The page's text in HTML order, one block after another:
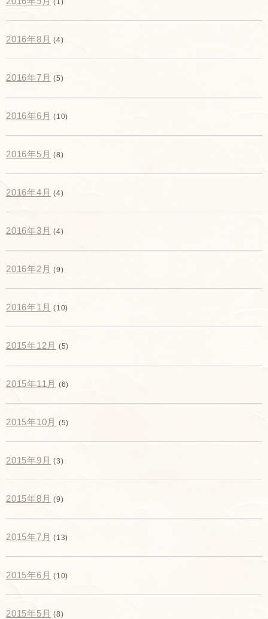
2016年8月 (4)
2016年7月 (5)
2016年6月 (10)
2016年5月 (8)
2016年4月 (4)
2016年3月 (4)
2016年2月 (9)
2016年1月 (10)
2015年12月 (5)
2015年11月 (6)
2015年10月 (5)
2015年9月 (3)
2015年8月 (9)
2015年7月 (13)
2015年6月 (10)
2015年5月 (8)